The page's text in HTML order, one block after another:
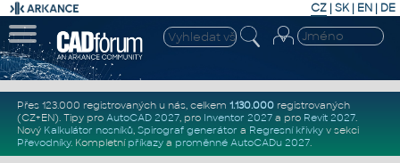
CZ | SK| EN | DE
Přes 123.000 registrovaných u nás, celkem 1.130.000registrovaných
(CZ+EN). Tipy pro AutoCAD 2027, pro Inventor 2027a pro Revit 2027.
Nový Kalkulátor nosníků, Spirograf generátor a Regresní křivkyv sekci
Převodníky. Kompletní příkazya proměnné AutoCADu 2027.